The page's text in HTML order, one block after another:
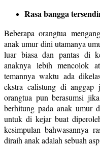
Rasa bangga
Beberapa orangtua
anak umur dini utamanya
luar biasa dan pantas di
anaknya lebih mencolok
temannya waktu ada
ekstra calistung di
orangtua pun berasumsi
berhitung pada anak umur
untuk di kejar buat
kesimpulan bahwasannya
diraih anak adalah sebuah